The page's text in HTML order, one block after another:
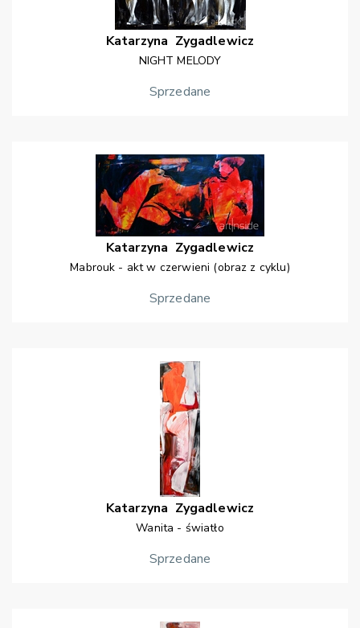
Katarzyna Zygadlewicz
NIGHT MELODY
Sprzedane
Katarzyna Zygadlewicz
Mabrouk - akt w czerwieni (obraz z cyklu)
Sprzedane
Katarzyna Zygadlewicz
Wanita - światło
Sprzedane